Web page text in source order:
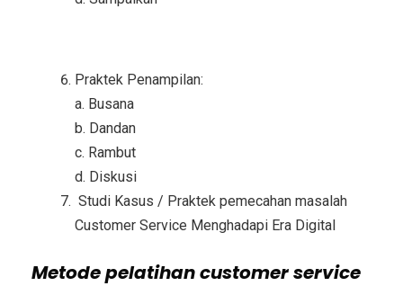
Praktek Penampilan:
a. Busana
b. Dandan
c. Rambut
d. Diskusi
Studi Kasus / Praktek pemecahan masalah
Customer Service Menghadapi Era Digital
Metodepelatihan customer service